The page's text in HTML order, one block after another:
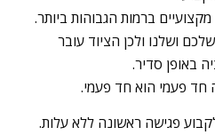
ברמות הגבוהות ביותר.
ושלנו ולכן הציוד עובר
באופן סדיר.
חד פעמי הוא חד פעמי.
פגישה ראשונה ללא עלות.